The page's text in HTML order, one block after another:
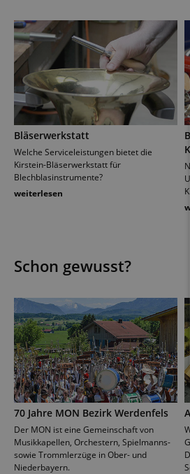
Bläserwerkstatt
Welche Serviceleistungen bietet die
Kirstein-Bläserwerkstatt für
Blechblasinstrumente?
weiterlesen
Schon gewusst?
70 Jahre MON Bezirk Werdenfels
Der MON ist eine Gemeinschaft von
Musikkapellen, Orchestern, Spielmanns-
sowie Trommlerzüge in Ober- und
Niederbayern.